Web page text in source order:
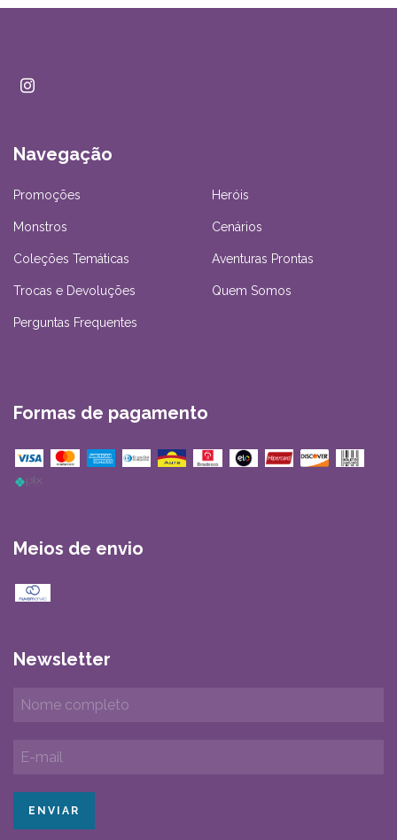
Navegação
Promoções Heróis
Monstros Cenários
Coleções Temáticas Aventuras Prontas
Trocas e Devoluções Quem Somos
Perguntas Frequentes
Formas de pagamento
Meios de envio
Newsletter